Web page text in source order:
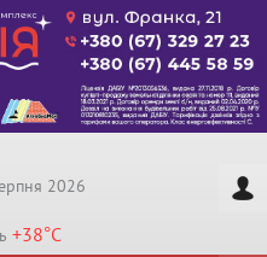
2026
+38°C